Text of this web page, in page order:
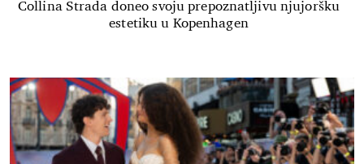
Collina Strada doneo svoju prepoznatljivu njujoršku
estetiku u Kopenhagen